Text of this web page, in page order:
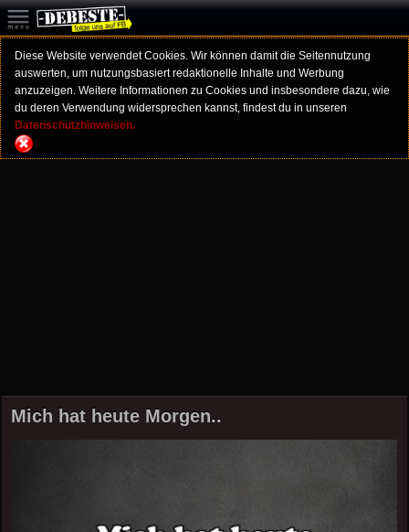
Diese Website verwendet Cookies. Wir können damit die Seitennutzung
auswerten, um nutzungsbasiert redaktionelle Inhalte und Werbung
anzuzeigen. Weitere Informationen zu Cookies und insbesondere dazu, wie
du deren Verwendung widersprechen kannst, findest du in unseren
Datenschutzhinweisen.
Mich hat heute Morgen..